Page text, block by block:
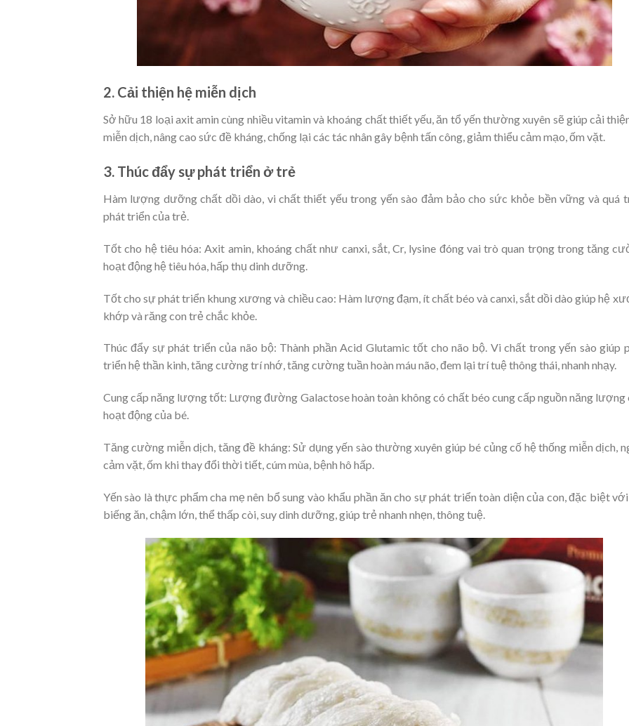
2. Cải thiện hệ miễn dịch
Sở hữu 18 loại axit amin cùng nhiều vitamin và khoáng chất thiết yếu, ăn tổ yến thường xuyên sẽ giúp cải
miễn dịch, nâng cao sức đề kháng, chống lại các tác nhân gây bệnh tấn công, giảm thiểu cảm mạo, ốm vặt.
3. Thúc đẩy sự phát triển ở trẻ
Hàm lượng dưỡng chất dồi dào, vi chất thiết yếu trong yến sào đảm bảo cho sức khỏe bền vững và quá
phát triển của trẻ.
Tốt cho hệ tiêu hóa: Axit amin, khoáng chất như canxi, sắt, Cr, lysine đóng vai trò quan trọng trong tăng
hoạt động hệ tiêu hóa, hấp thụ dinh dưỡng.
Tốt cho sự phát triển khung xương và chiều cao: Hàm lượng đạm, ít chất béo và canxi, sắt dồi dào giúp hệ
khớp và răng con trẻ chắc khỏe.
Thúc đẩy sự phát triển của não bộ: Thành phần Acid Glutamic tốt cho não bộ. Vi chất trong yến sào giúp
triển hệ thần kinh, tăng cường trí nhớ, tăng cường tuần hoàn máu não, đem lại trí tuệ thông thái, nhanh nhạy.
Cung cấp năng lượng tốt: Lượng đường Galactose hoàn toàn không có chất béo cung cấp nguồn năng lượng
hoạt động của bé.
Tăng cường miễn dịch, tăng đề kháng: Sử dụng yến sào thường xuyên giúp bé củng cố hệ thống miễn dịch,
cảm vặt, ốm khi thay đổi thời tiết, cúm mùa, bệnh hô hấp.
Yến sào là thực phẩm cha mẹ nên bổ sung vào khẩu phần ăn cho sự phát triển toàn diện của con, đặc biệt
biếng ăn, chậm lớn, thể thấp còi, suy dinh dưỡng, giúp trẻ nhanh nhẹn, thông tuệ.